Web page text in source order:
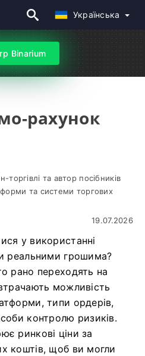
Українська
Binarium
рахунок
та автор посібників
та системи торгових
19.07.2026
у використанні
реальними грошима?
рано переходять на
можливість
типи ордерів,
контролю ризиків.
ринкові ціни за
коштів, щоб ви могли